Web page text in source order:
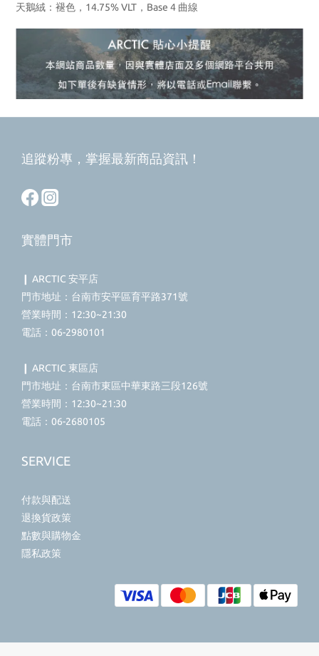
天鵝絨：褪色，14.75% VLT，Base 4 曲線
追蹤粉專，掌握最新商品資訊！
實體門市
❙ ARCTIC 安平店
門市地址：台南市安平區育平路371號
營業時間：12:30~21:30
電話：06-2980101
❙ ARCTIC 東區店
門市地址：台南市東區中華東路三段126號
營業時間：12:30~21:30
電話：06-2680105
SERVICE
付款與配送
退換貨政策
點數與購物金
隱私政策